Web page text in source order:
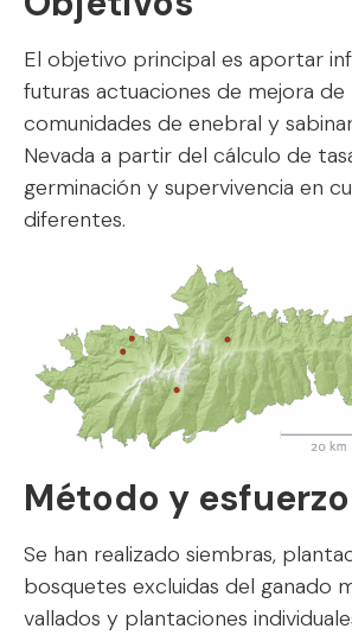
El objetivo principal es aportar
futuras actuaciones de mejora de
comunidades de enebral y
Nevada a partir del cálculo de
germinación y supervivencia en
diferentes.
Método y esfuerzo
Se han realizado siembras,
bosquetes excluidas del ganado
vallados y plantaciones